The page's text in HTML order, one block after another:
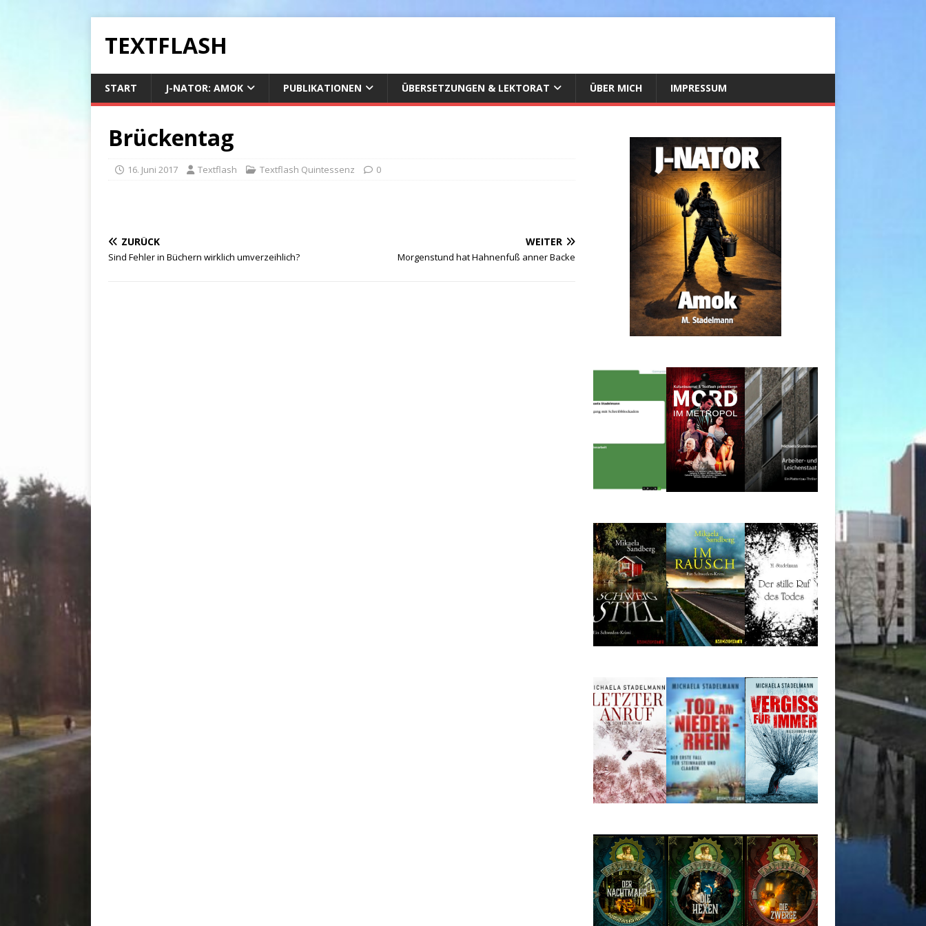
TEXTFLASH
START J-NATOR: AMOK PUBLIKATIONEN ÜBERSETZUNGEN & LEKTORAT ÜBER MICH IMPRESSUM
Brückentag
16. Juni 2017 Textflash Textflash Quintessenz 0
ZURÜCK
Sind Fehler in Büchern wirklich umverzeihlich?
WEITER
Morgenstund hat Hahnenfuß anner Backe